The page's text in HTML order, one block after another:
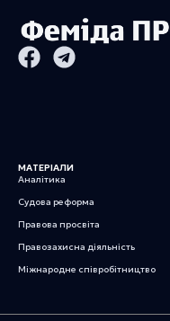
МАТЕРІАЛИ
Аналітика
Судова реформа
Правова просвіта
Правозахисна діяльність
Міжнародне співробітництво